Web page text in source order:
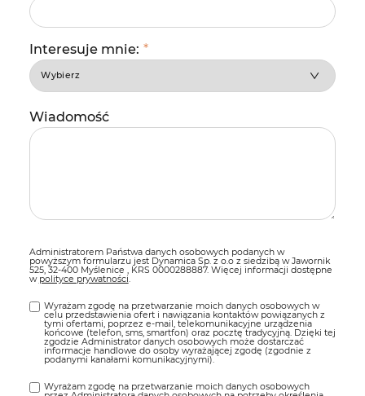
Interesuje mnie: *
Wiadomość
Administratorem Państwa danych osobowych podanych w
powyższym formularzu jest Dynamica Sp. z o.o z siedzibą w Jawornik
525, 32-400 Myślenice , KRS 0000288887. Więcej informacji dostępne
w polityce prywatności.
Wyrażam zgodę na przetwarzanie moich danych osobowych w
celu przedstawienia ofert i nawiązania kontaktów powiązanych z
tymi ofertami, poprzez e-mail, telekomunikacyjne urządzenia
końcowe (telefon, sms, smartfon) oraz pocztę tradycyjną. Dzięki tej
zgodzie Administrator danych osobowych może dostarczać
informacje handlowe do osoby wyrażającej zgodę (zgodnie z
podanymi kanałami komunikacyjnymi).
Wyrażam zgodę na przetwarzanie moich danych osobowych